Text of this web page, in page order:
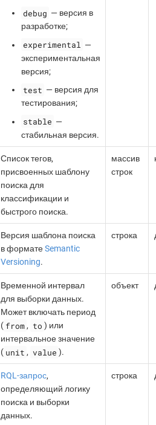
debug — версия в
разработке;
experimental —
экспериментальная
версия;
test — версия для
тестирования;
stable —
стабильная версия.
Список тегов,
присвоенных шаблону
поиска для
классификации и
быстрого поиска.
массив
строк
Версия шаблона поиска
в форматеSemantic
Versioning.
строка
Временной интервал
для выборки данных.
Может включать период
( from , to ) или
интервальное значение
( unit , value ).
объект
RQL-запрос,
определяющий логику
поиска и выборки
данных.
строка